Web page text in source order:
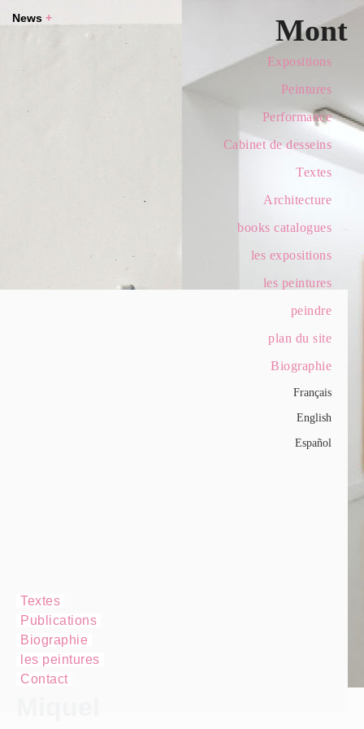
Mont
Expositions
Peintures
Performance
Cabinet de desseins
Textes
Architecture
books catalogues
les expositions
les peintures
peindre
plan du site
Biographie
Français
English
Español
Textes
Publications
Biographie
les peintures
Contact
News +